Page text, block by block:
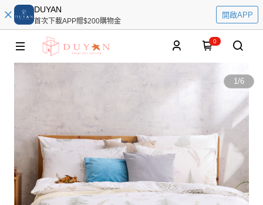
DUYAN
首次下載APP贈$200購物金
開啟APP
0
1/6